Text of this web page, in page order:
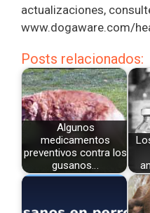
actualizaciones,
www.dogaware.com/
Posts relacionados:
Algunos
medicamentos
preventivos contra los
gusanos…